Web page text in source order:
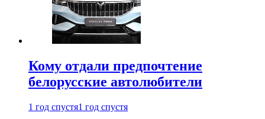
Кому отдали предпочтение
белорусские автолюбители
1 год спустя1 год спустя